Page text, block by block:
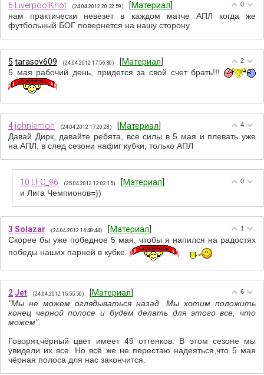
0
6 LiverpoolKhot (24.04.2012 20:32:59) [Материал
нам практически невезет в каждом матче АПЛ когда же
футбольный БОГ повернется на нашу сторону
2
5 tarasov609 (24.04.2012 17:56:30) [Материал
5 мая рабочий день, придется за свой счет брать!!!
4
4 johnlemon (24.04.2012 17:20:28) [Материал
Давай Дирк, давайте ребята, все силы в 5 мая и плевать уже
на АПЛ, в след сезони нафиг кубки, только АПЛ
0
10 LFC_96 (25.04.2012 12:02:15) [Материал
и Лига Чемпионов=))
1
3 Solazar (24.04.2012 16:48:44) [Материал
Скорее бы уже победное 5 мая, чтобы я напился на радостях
победы наших парней в кубке.
6
2Jet (24.04.2012 15:55:50) [Материал
"Мы не можем оглядываться назад. Мы хотим положить
конец черной полосе и будем делать для этого все, что
можем".
Говорят,чёрный цвет имеет 49 оттенков. В этом сезоне мы
увидели их все. Но всё же не перестаю надеяться,что 5 мая
чёрная полоса для нас закончится.